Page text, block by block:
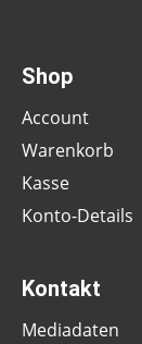
Shop
Account
Warenkorb
Kasse
Konto-Details
Kontakt
Mediadaten